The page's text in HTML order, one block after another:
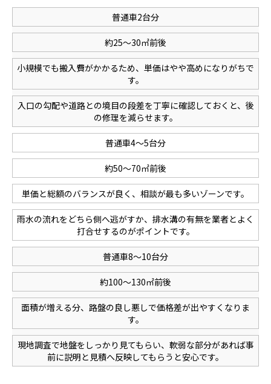
普通車2台分
約25〜30㎡前後
小規模でも搬入費がかかるため、単価はやや高めになりがちで
す。
入口の勾配や道路との境目の段差を丁寧に確認しておくと、後
の修理を減らせます。
普通車4〜5台分
約50〜70㎡前後
単価と総額のバランスが良く、相談が最も多いゾーンです。
雨水の流れをどちら側へ逃がすか、排水溝の有無を業者とよく
打合せするのがポイントです。
普通車8〜10台分
約100〜130㎡前後
面積が増える分、路盤の良し悪しで価格差が出やすくなりま
す。
現地調査で地盤をしっかり見てもらい、軟弱な部分があれば事
前に説明と見積へ反映してもらうと安心です。